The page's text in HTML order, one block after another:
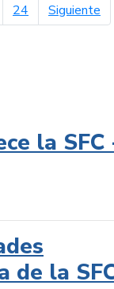
24 Siguiente
la SFC
de la